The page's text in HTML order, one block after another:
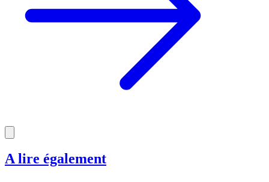
Rentrée scolaire en Algérie : le
gouvernement reporte la reprise